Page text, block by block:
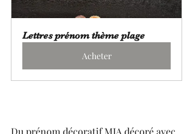
Lettres prénom thème plage
Acheter
Du prénom décoratif MIA décoré avec